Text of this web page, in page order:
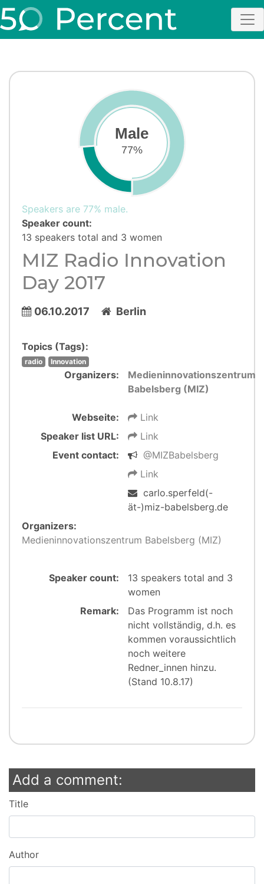
Male
77%
Speakers are 77% male.
Speaker count:
13 speakers total and 3 women
MIZ Radio Innovation
Day 2017
06.10.2017 Berlin
Topics (Tags):
radio Innovation
Organizers:
Medieninnovationszentrum
Babelsberg (MIZ)
Webseite:
Link
Speaker list URL:
Link
Event contact:
@MIZBabelsberg
Link
carlo.sperfeld(-
ät-)miz-babelsberg.de
Organizers:
Medieninnovationszentrum Babelsberg (MIZ)
Speaker count:
13 speakers total and 3
women
Remark:
Das Programm ist noch
nicht vollständig, d.h. es
kommen voraussichtlich
noch weitere
Redner_innen hinzu.
(Stand 10.8.17)
Add a comment:
Title
Author